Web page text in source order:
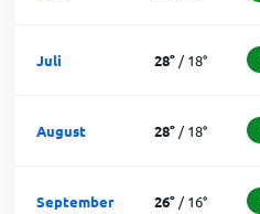
Juli 28°/18°
August 28°/18°
September 26°/16°